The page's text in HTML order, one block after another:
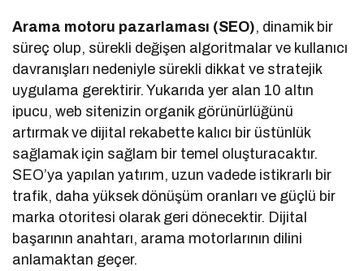
Arama motoru pazarlaması (SEO), dinamik bir
süreç olup, sürekli değişen algoritmalar ve kullanıcı
davranışları nedeniyle sürekli dikkat ve stratejik
uygulama gerektirir. Yukarıda yer alan 10 altın
ipucu, web sitenizin organik görünürlüğünü
artırmak ve dijital rekabette kalıcı bir üstünlük
sağlamak için sağlam bir temel oluşturacaktır.
SEO’ya yapılan yatırım, uzun vadede istikrarlı bir
trafik, daha yüksek dönüşüm oranları ve güçlü bir
marka otoritesi olarak geri dönecektir. Dijital
başarının anahtarı, arama motorlarının dilini
anlamaktan geçer.